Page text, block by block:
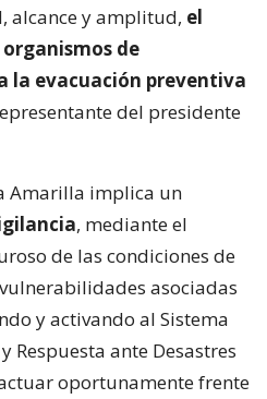
alcance y amplitud, el
de
la evacuación preventiva
del presidente
Amarilla implica un
, mediante el
de las condiciones de
asociadas
y activando al Sistema
Respuesta ante Desastres
oportunamente frente